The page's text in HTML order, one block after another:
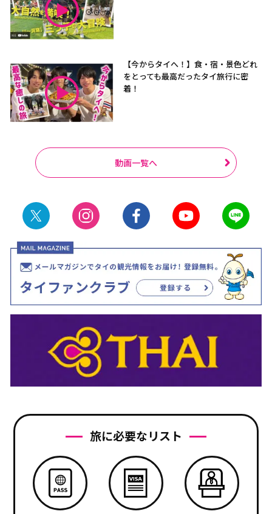
【今からタイへ！】食・宿・景色どれ
をとっても最高だったタイ旅行に密
着！
動画一覧へ
旅に必要なリスト